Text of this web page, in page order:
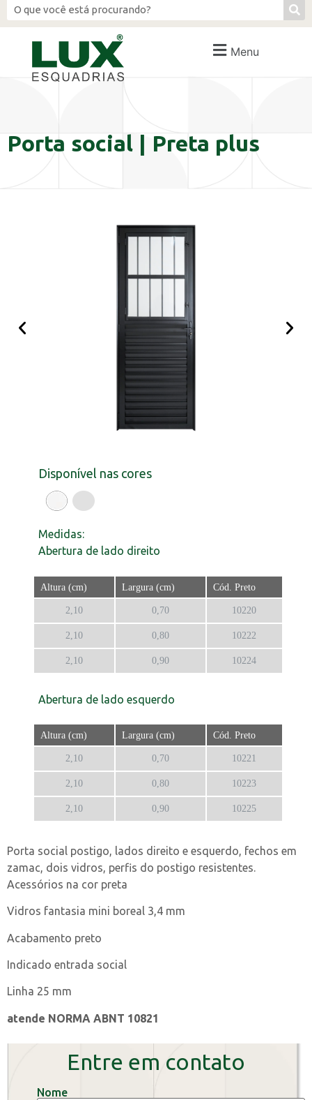
Menu
Porta social | Preta plus
Disponível nas cores
Medidas:
Abertura de lado direito
Altura (cm) Largura (cm) Cód. Preto
2,10 0,70 10220
2,10 0,80 10222
2,10 0,90 10224
Abertura de lado esquerdo
Altura (cm) Largura (cm) Cód. Preto
2,10 0,70 10221
2,10 0,80 10223
2,10 0,90 10225
Porta social postigo, lados direito e esquerdo, fechos em
zamac, dois vidros, perfis do postigo resistentes.
Acessórios na cor preta
Vidros fantasia mini boreal 3,4 mm
Acabamento preto
Indicado entrada social
Linha 25 mm
atende NORMA ABNT 10821
Entre em contato
Nome